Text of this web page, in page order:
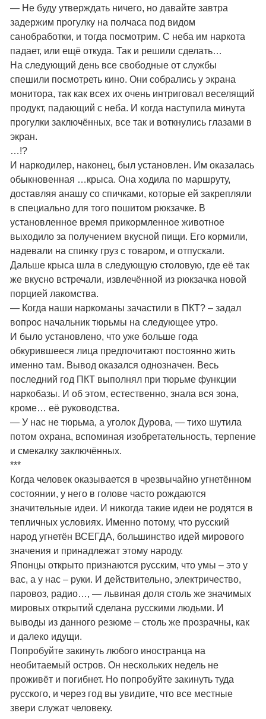
— Не буду утверждать ничего, но давайте завтра
задержим прогулку на полчаса под видом
санобработки, и тогда посмотрим. С неба им наркота
падает, или ещё откуда. Так и решили сделать…
На следующий день все свободные от службы
спешили посмотреть кино. Они собрались у экрана
монитора, так как всех их очень интриговал веселящий
продукт, падающий с неба. И когда наступила минута
прогулки заключённых, все так и воткнулись глазами в
экран.
…!?
И наркодилер, наконец, был установлен. Им оказалась
обыкновенная …крыса. Она ходила по маршруту,
доставляя анашу со спичками, которые ей закрепляли
в специально для того пошитом рюкзачке. В
установленное время прикормленное животное
выходило за получением вкусной пищи. Его кормили,
надевали на спинку груз с товаром, и отпускали.
Дальше крыса шла в следующую столовую, где её так
же вкусно встречали, извлечённой из рюкзачка новой
порцией лакомства.
— Когда наши наркоманы зачастили в ПКТ? – задал
вопрос начальник тюрьмы на следующее утро.
И было установлено, что уже больше года
обкурившееся лица предпочитают постоянно жить
именно там. Вывод оказался однозначен. Весь
последний год ПКТ выполнял при тюрьме функции
наркобазы. И об этом, естественно, знала вся зона,
кроме… её руководства.
— У нас не тюрьма, а уголок Дурова, — тихо шутила
потом охрана, вспоминая изобретательность, терпение
и смекалку заключённых.
***
Когда человек оказывается в чрезвычайно угнетённом
состоянии, у него в голове часто рождаются
значительные идеи. И никогда такие идеи не родятся в
тепличных условиях. Именно потому, что русский
народ угнетён ВСЕГДА, большинство идей мирового
значения и принадлежат этому народу.
Японцы открыто признаются русским, что умы – это у
вас, а у нас – руки. И действительно, электричество,
паровоз, радио…, — львиная доля столь же значимых
мировых открытий сделана русскими людьми. И
выводы из данного резюме – столь же прозрачны, как
и далеко идущи.
Попробуйте закинуть любого иностранца на
необитаемый остров. Он нескольких недель не
проживёт и погибнет. Но попробуйте закинуть туда
русского, и через год вы увидите, что все местные
звери служат человеку.